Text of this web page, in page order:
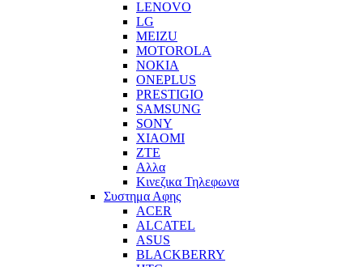
LENOVO
LG
MEIZU
MOTOROLA
NOKIA
ONEPLUS
PRESTIGIO
SAMSUNG
SONY
XIAOMI
ZTE
Αλλα
Κινεζικα Τηλεφωνα
Συστημα Αφης
ACER
ALCATEL
ASUS
BLACKBERRY